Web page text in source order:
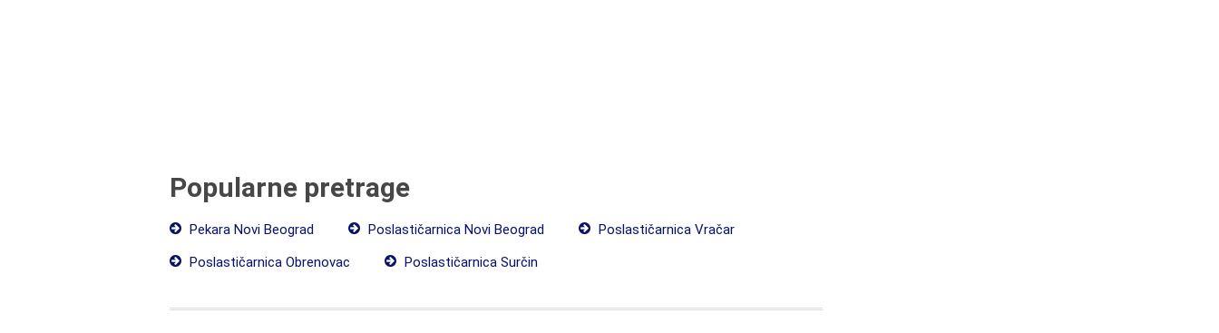
Popularne pretrage
Pekara Novi Beograd Poslastičarnica Novi Beograd
Poslastičarnica Vračar
Poslastičarnica Obrenovac
Poslastičarnica Surčin